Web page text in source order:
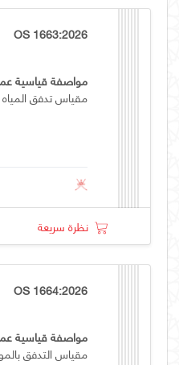
OS 1663:2026
مواصفة قياسية
مقياس تدفق المياه
نظرة سريعة
OS 1664:2026
مواصفة قياسية
مقياس التدفق